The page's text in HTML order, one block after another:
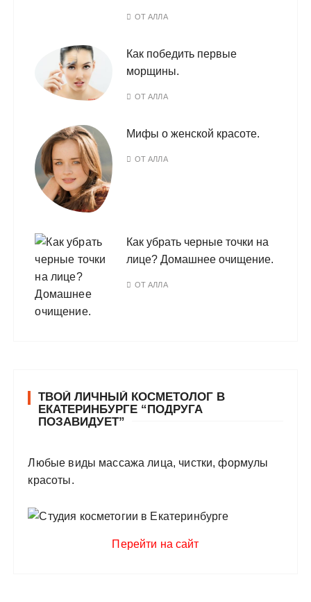
ОТАЛЛА
Как победить первые
морщины.
ОТАЛЛА
Мифы о женской красоте.
ОТАЛЛА
Как убрать черные точки на
лице? Домашнее очищение.
ОТАЛЛА
ТВОЙ ЛИЧНЫЙ КОСМЕТОЛОГ В
ЕКАТЕРИНБУРГЕ “ПОДРУГА
ПОЗАВИДУЕТ”
Любые виды массажа лица, чистки, формулы
красоты.
Перейти на сайт